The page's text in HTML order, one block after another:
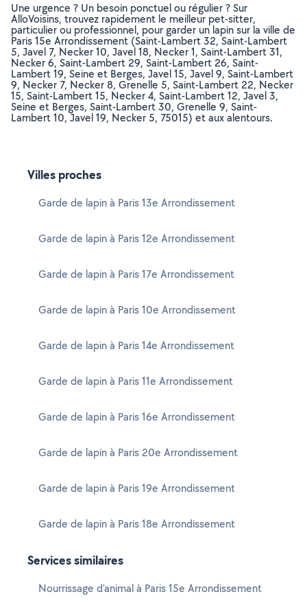
Une urgence ? Un besoin ponctuel ou régulier ? Sur
AlloVoisins, trouvez rapidement le meilleur pet-sitter,
particulier ou professionnel, pour garder un lapin sur la ville de
Paris 15e Arrondissement (Saint-Lambert 32, Saint-Lambert
5, Javel 7, Necker 10, Javel 18, Necker 1, Saint-Lambert 31,
Necker 6, Saint-Lambert 29, Saint-Lambert 26, Saint-
Lambert 19, Seine et Berges, Javel 15, Javel 9, Saint-Lambert
9, Necker 7, Necker 8, Grenelle 5, Saint-Lambert 22, Necker
15, Saint-Lambert 15, Necker 4, Saint-Lambert 12, Javel 3,
Seine et Berges, Saint-Lambert 30, Grenelle 9, Saint-
Lambert 10, Javel 19, Necker 5, 75015) et aux alentours.
Villes proches
Garde de lapin à Paris 13e Arrondissement
Garde de lapin à Paris 12e Arrondissement
Garde de lapin à Paris 17e Arrondissement
Garde de lapin à Paris 10e Arrondissement
Garde de lapin à Paris 14e Arrondissement
Garde de lapin à Paris 11e Arrondissement
Garde de lapin à Paris 16e Arrondissement
Garde de lapin à Paris 20e Arrondissement
Garde de lapin à Paris 19e Arrondissement
Garde de lapin à Paris 18e Arrondissement
Services similaires
Nourrissage d'animal à Paris 15e Arrondissement